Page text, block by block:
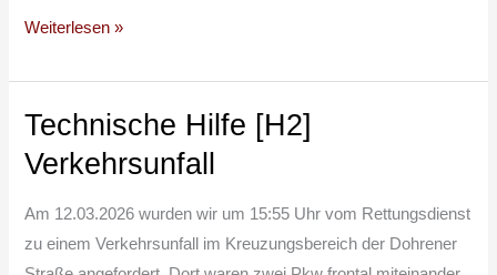
Weiterlesen »
Technische Hilfe [H2]
Verkehrsunfall
Am 12.03.2026 wurden wir um 15:55 Uhr vom Rettungsdienst
zu einem Verkehrsunfall im Kreuzungsbereich der Dohrener
Technische
Hilfe
[H2]
Verkehrsunfall